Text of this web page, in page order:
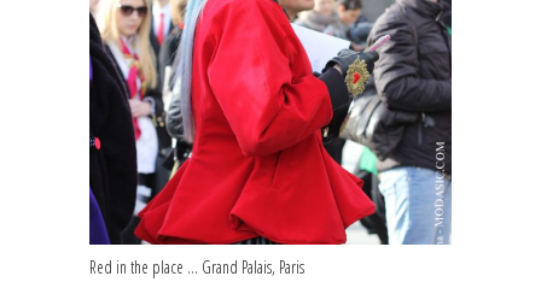
Red in the place … Grand Palais, Paris